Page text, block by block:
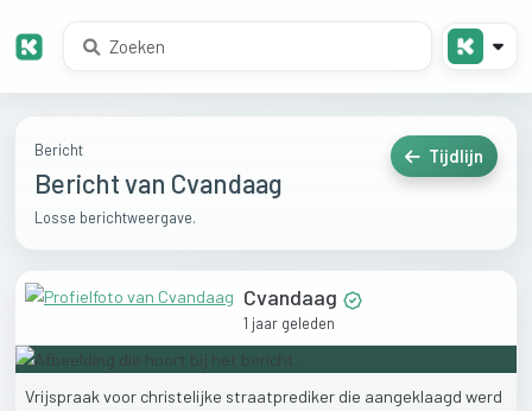
Bericht
Bericht van Cvandaag
Losse berichtweergave.
Tijdlijn
Cvandaag
1 jaar geleden
Vrijspraak voor christelijke straatprediker die aangeklaagd werd